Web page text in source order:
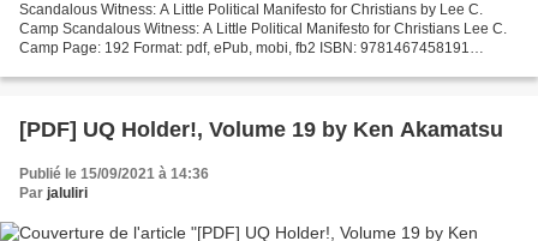
Scandalous Witness: A Little Political Manifesto for Christians by Lee C.
Camp Scandalous Witness: A Little Political Manifesto for Christians Lee C.
Camp Page: 192 Format: pdf, ePub, mobi, fb2 ISBN: 9781467458191
[PDF] UQ Holder!, Volume 19 by Ken Akamatsu
Publié le 15/09/2021 à 14:36
Par jaluliri